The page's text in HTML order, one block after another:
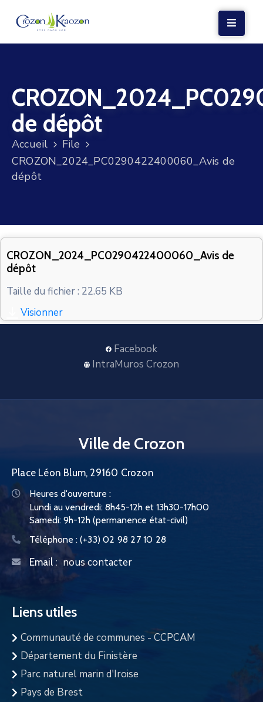
VIE
LOCALE
VIE
SOCIALE
TERRE
VOS
CONTACT
de dépôt
Accueil
File
CROZON_2024_PC0290422400060_Avis de
dépôt
CROZON_2024_PC0290422400060_Avis de
dépôt
Taille du fichier : 22.65 KB
Visionner
Facebook
IntraMuros Crozon
Ville de Crozon
Place Léon Blum, 29160 Crozon
Heures d'ouverture :
Lundi au vendredi: 8h45-12h et 13h30-17h00
Samedi: 9h-12h (permanence état-civil)
Téléphone : (+33) 02 98 27 10 28
Email : nous contacter
Liens utiles
Communauté de communes - CCPCAM
Département du Finistère
Parc naturel marin d'Iroise
Pays de Brest